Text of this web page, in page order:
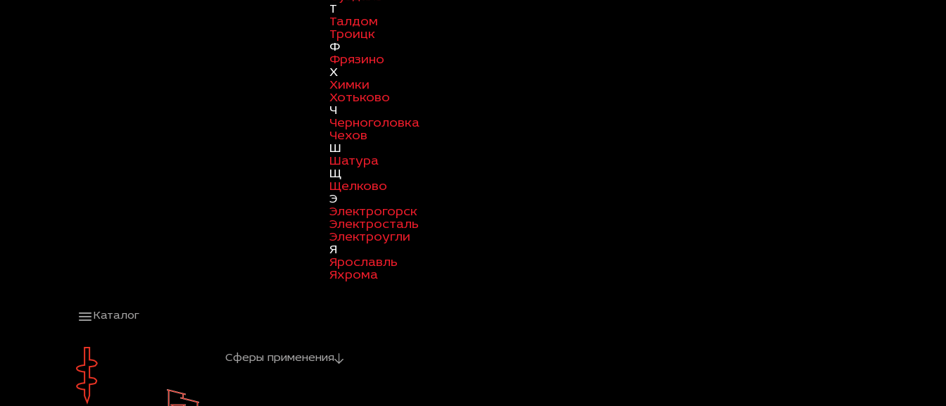
Т
Талдом
Троицк
Ф
Фрязино
Х
Химки
Хотьково
Ч
Черноголовка
Чехов
Ш
Шатура
Щ
Щелково
Э
Электрогорск
Электросталь
Электроугли
Я
Ярославль
Яхрома
Каталог
Сферы применения